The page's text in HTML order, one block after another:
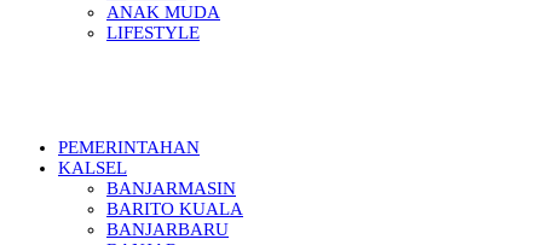
ANAK MUDA
LIFESTYLE
PEMERINTAHAN
KALSEL
BANJARMASIN
BARITO KUALA
BANJARBARU